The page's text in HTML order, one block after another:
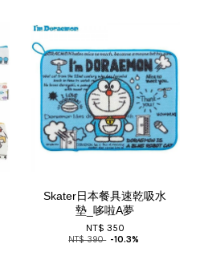
Skater日本餐具速乾吸水
墊_哆啦A夢
NT$ 350
NT$ 390 -10.3%